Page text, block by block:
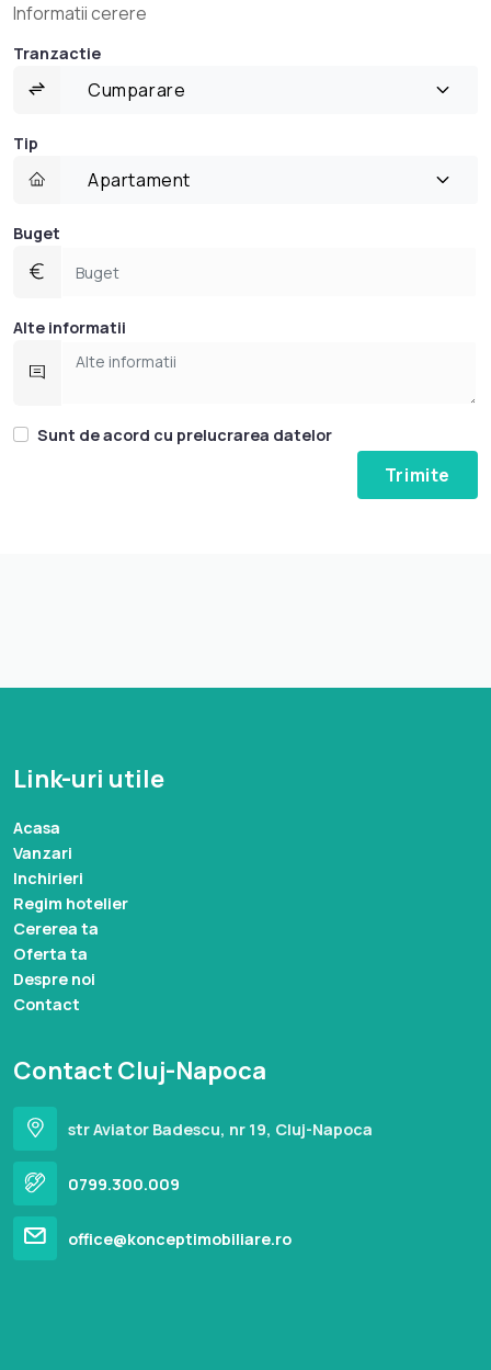
Informatii cerere
Tranzactie
Cumparare
Tip
Apartament
Buget
Alte informatii
Sunt de acord cu prelucrarea datelor
Link-uri utile
Acasa
Vanzari
Inchirieri
Regim hotelier
Cererea ta
Oferta ta
Despre noi
Contact
Contact Cluj-Napoca
str Aviator Badescu, nr 19, Cluj-Napoca
0799.300.009
office@konceptimobiliare.ro